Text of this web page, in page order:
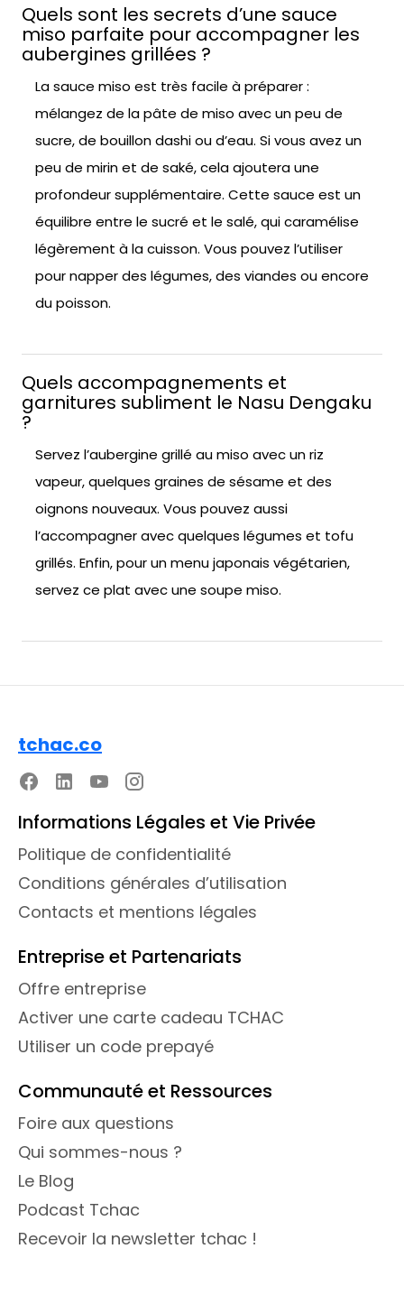
Quels sont les secrets d’une sauce
miso parfaite pour accompagner les
aubergines grillées ?
La sauce miso est très facile à préparer :
mélangez de la pâte de miso avec un peu de
sucre, de bouillon dashi ou d’eau. Si vous avez un
peu de mirin et de saké, cela ajoutera une
profondeur supplémentaire. Cette sauce est un
équilibre entre le sucré et le salé, qui caramélise
légèrement à la cuisson. Vous pouvez l’utiliser
pour napper des légumes, des viandes ou encore
du poisson.
Quels accompagnements et
garnitures subliment le Nasu Dengaku
?
Servez l’aubergine grillé au miso avec un riz
vapeur, quelques graines de sésame et des
oignons nouveaux. Vous pouvez aussi
l’accompagner avec quelques légumes et tofu
grillés. Enfin, pour un menu japonais végétarien,
servez ce plat avec une soupe miso.
tchac.co
Informations Légales et Vie Privée
Politique de confidentialité
Conditions générales d’utilisation
Contacts et mentions légales
Entreprise et Partenariats
Offre entreprise
Activer une carte cadeau TCHAC
Utiliser un code prepayé
Communauté et Ressources
Foire aux questions
Qui sommes-nous ?
Le Blog
Podcast Tchac
Recevoir la newsletter tchac !